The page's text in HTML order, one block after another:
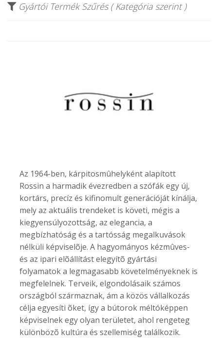
Gyártói Termék Szűrés ( Kategória szerint )
Az 1964-ben, kárpitosmûhelyként alapított
Rossin a harmadik évezredben a szófák egy új,
kortárs, precíz és kifinomult generációját kínálja,
mely az aktuális trendeket is követi, mégis a
kiegyensúlyozottság, az elegancia, a
megbízhatóság és a tartósság megalkuvások
nélküli képviselõje. A hagyományos kézmûves-
és az ipari elõállítást elegyítõ gyártási
folyamatok a legmagasabb követelményeknek is
megfelelnek. Terveik, elgondolásaik számos
országból származnak, ám a közös vállalkozás
célja egyesíti õket, így a bútorok méltóképpen
képviselnek egy olyan területet, ahol rengeteg
különbözõ kultúra és szellemiség találkozik.